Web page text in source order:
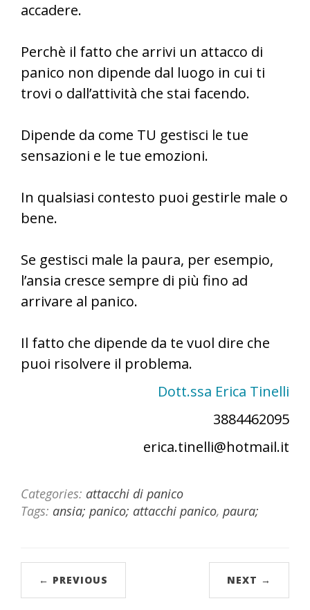
accadere.
Perchè il fatto che arrivi un attacco di
panico non dipende dal luogo in cui ti
trovi o dall’attività che stai facendo.
Dipende da come TU gestisci le tue
sensazioni e le tue emozioni.
In qualsiasi contesto puoi gestirle male o
bene.
Se gestisci male la paura, per esempio,
l’ansia cresce sempre di più fino ad
arrivare al panico.
Il fatto che dipende da te vuol dire che
puoi risolvere il problema.
Dott.ssa Erica Tinelli
3884462095
erica.tinelli@hotmail.it
Categories: attacchi di panico
Tags: ansia; panico; attacchi panico, paura;
← PREVIOUS NEXT →